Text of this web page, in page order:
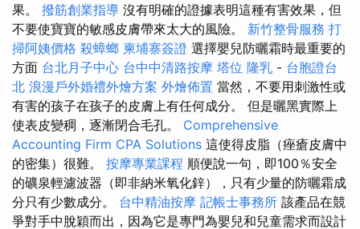
果。 撥筋創業指導 沒有明確的證據表明這種有害效果，但
不要使寶寶的敏感皮膚帶來太大的風險。 新竹整骨服務 打
掃阿姨價格 殺蟑螂 柬埔寨簽證 選擇嬰兒防曬霜時最重要的
方面 台北月子中心 台中中清路按摩 塔位 隆乳 - 台胞證台
北 浪漫戶外婚禮外燴方案 外燴佈置 當然，不要用刺激性或
有害的孩子在孩子的皮膚上有任何成分。 但是曬黑實際上
使表皮變稠，逐漸閉合毛孔。 Comprehensive
Accounting Firm CPA Solutions 這使得皮脂（痤瘡皮膚中
的密集）很難。 按摩專業課程 順便說一句，即100％安全
的礦泉輕濾波器（即非納米氧化鋅），只有少量的防曬霜成
分只有少數成分。 台中精油按摩 記帳士事務所 該產品在競
爭對手中脫穎而出，因為它是專門為嬰兒和兒童需求而設計